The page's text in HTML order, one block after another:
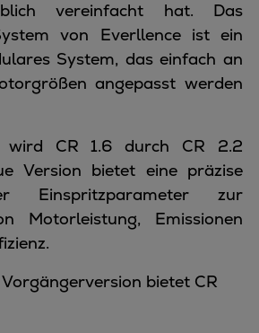
vereinfacht hat. Das
von Everllence ist ein
System, das einfach an
angepasst werden
wird CR 1.6 durch CR 2.2
Version bietet eine präzise
Einspritzparameter zur
Motorleistung, Emissionen
bietet CR